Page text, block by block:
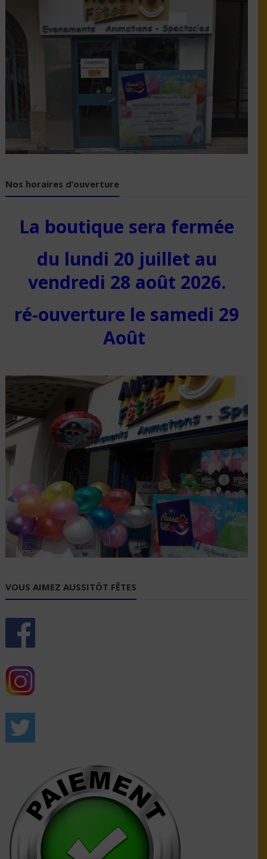
Nos horaires d’ouverture
La boutique sera fermée
du lundi 20 juillet au
vendredi 28 août 2026.
ré-ouverture le samedi 29
Août
VOUS AIMEZ AUSSITÔT FÊTES